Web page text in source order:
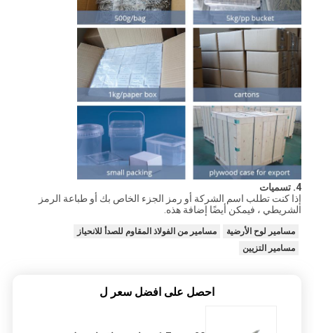
4. تسميات
إذا كنت تطلب اسم الشركة أو رمز الجزء الخاص بك أو طباعة الرمز
الشريطي ، فيمكن أيضًا إضافة هذه.
مسامير لوح الأرضية
مسامير من الفولاذ المقاوم للصدأ للانحياز
مسامير التزيين
احصل على افضل سعر ل